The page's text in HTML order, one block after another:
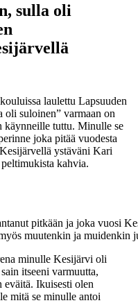
sulla oli
laulettu Lapsuuden
oli suloinen” varmaan on
käynneille tuttu. Minulle se
joka pitää vuodesta
ystäväni Kari
kahvia.
pitkään ja joka vuosi
muutenkin ja muidenkin
minulle Kesijärvi oli
itseeni varmuutta,
eväitä. Ikuisesti olen
mitä se minulle antoi